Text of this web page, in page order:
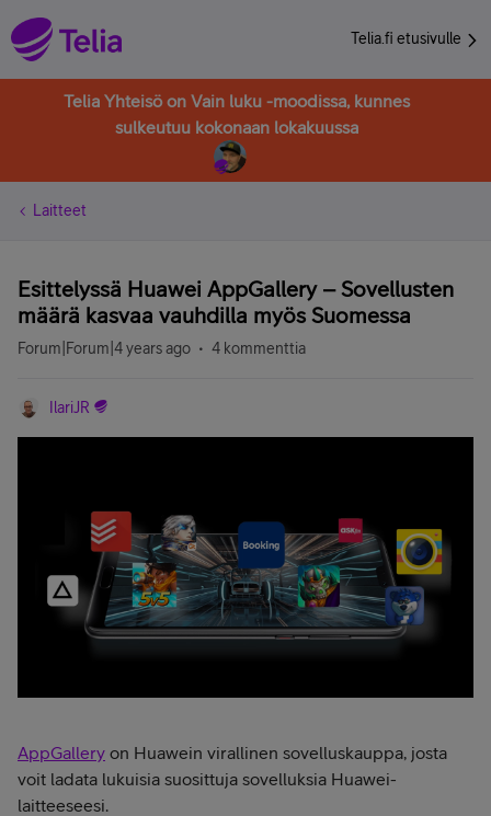
Telia.fi etusivulle
Telia Yhteisö on Vain luku -moodissa, kunnes
sulkeutuu kokonaan lokakuussa
Laitteet
Esittelyssä Huawei AppGallery – Sovellusten
määrä kasvaa vauhdilla myös Suomessa
Forum|Forum|4 years ago 4 kommenttia
IlariJR
AppGallery on Huawein virallinen sovelluskauppa, josta
voit ladata lukuisia suosittuja sovelluksia Huawei-
laitteeseesi.